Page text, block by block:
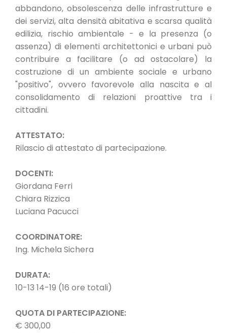
abbandono, obsolescenza delle infrastrutture e
dei servizi, alta densità abitativa e scarsa qualità
edilizia, rischio ambientale - e la presenza (o
assenza) di elementi architettonici e urbani può
contribuire a facilitare (o ad ostacolare) la
costruzione di un ambiente sociale e urbano
"positivo", ovvero favorevole alla nascita e al
consolidamento di relazioni proattive tra i
cittadini.
ATTESTATO:
Rilascio di attestato di partecipazione.
DOCENTI:
Giordana Ferri
Chiara Rizzica
Luciana Pacucci
COORDINATORE:
Ing. Michela Sichera
DURATA:
10-13 14-19 (16 ore totali)
QUOTA DI PARTECIPAZIONE:
€ 300,00